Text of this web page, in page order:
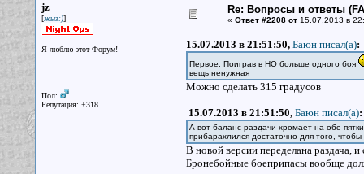
jz
[жыз:)]
Я люблю этот Форум!
Пол:
Репутация: +318
Re: Вопросы и ответы
« Ответ #2208 от15.07.2013 в
15.07.2013 в 21:51:50, Баюн писал(a):
Первое. Поиграв в НО больше одного боя
вещь ненужная
Можно сделать 315 градусов
15.07.2013 в 21:51:50, Баюн писал(a):
А вот баланс раздачи хромает на обе
прибарахлился достаточно для того,
В новой версии переделана раздача,
Бронебойные боеприпасы вообще